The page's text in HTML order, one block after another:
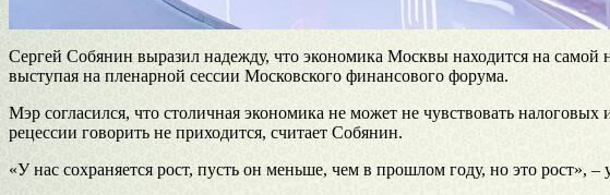
Сергей Собянин выразил надежду, что экономика Москвы находится на самой
выступая на пленарной сессии Московского финансового форума.
Мэр согласился, что столичная экономика не может не чувствовать
рецессии говорить не приходится, считает Собянин.
«У нас сохраняется рост, пусть он меньше, чем в прошлом году, но это рост», –